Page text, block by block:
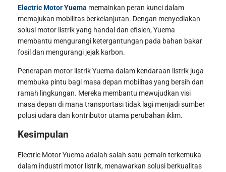
Electric Motor Yuema memainkan peran kunci dalam
memajukan mobilitas berkelanjutan. Dengan menyediakan
solusi motor listrik yang handal dan efisien, Yuema
membantu mengurangi ketergantungan pada bahan bakar
fosil dan mengurangi jejak karbon.
Penerapan motor listrik Yuema dalam kendaraan listrik juga
membuka pintu bagi masa depan mobilitas yang bersih dan
ramah lingkungan. Mereka membantu mewujudkan visi
masa depan di mana transportasi tidak lagi menjadi sumber
polusi udara dan kontributor utama perubahan iklim.
Kesimpulan
Electric Motor Yuema adalah salah satu pemain terkemuka
dalam industri motor listrik, menawarkan solusi berkualitas